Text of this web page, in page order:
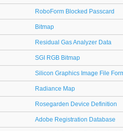
RoboForm Blocked Passcard
Bitmap
Residual Gas Analyzer Data
SGI RGB Bitmap
Silicon Graphics Image File
Radiance Map
Rosegarden Device Definition
Adobe Registration Database